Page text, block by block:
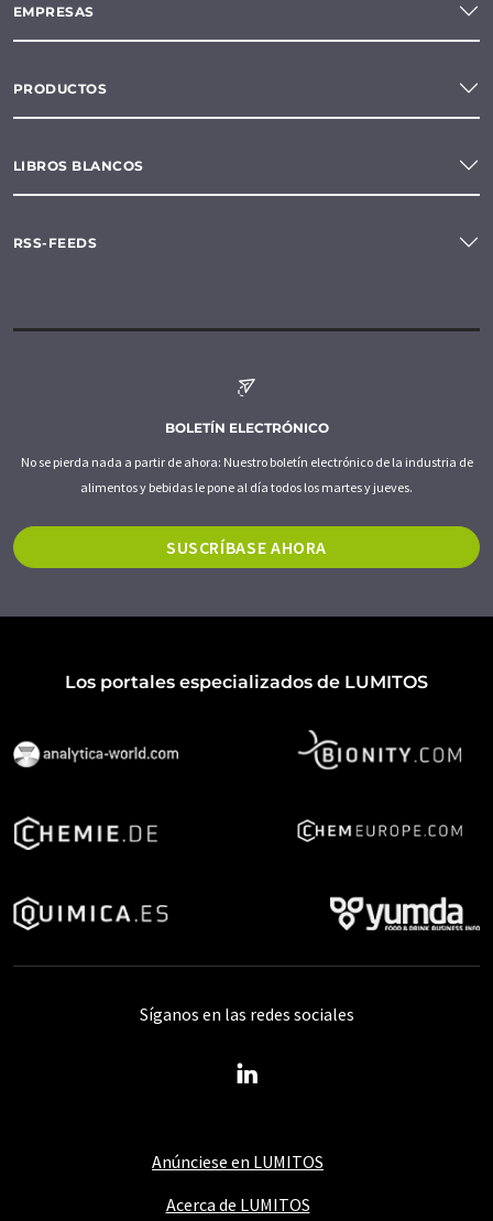
EMPRESAS
PRODUCTOS
LIBROS BLANCOS
RSS-FEEDS
BOLETÍN ELECTRÓNICO
No se pierda nada a partir de ahora: Nuestro boletín electrónico de la industria de
alimentos y bebidas le pone al día todos los martes y jueves.
SUSCRÍBASE AHORA
Los portales especializados de LUMITOS
Anúnciese en LUMITOS
Acerca de LUMITOS
Síganos en las redes sociales